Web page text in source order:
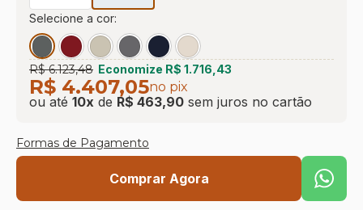
Selecione a cor:
R$ 6.123,48 Economize R$ 1.716,43
R$ 4.407,05no pix
ou até 10x de R$ 463,90 sem juros no cartão
Formas de Pagamento
Comprar Agora